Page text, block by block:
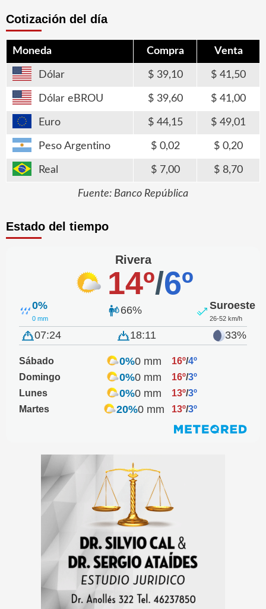
Cotización del día
Moneda Compra Venta
Dólar 39,10 41,50
Dólar eBROU 39,60 41,00
Euro 44,15 49,01
Peso Argentino 0,02 0,20
Real 7,00 8,70
Fuente: Banco República
Estado del tiempo
Rivera
14º/6º
0%
0 mm
66% Suroeste
26-52 km/h
07:24 18:11 33%
Sábado 0%0 mm 16º/4º
Domingo
0%0 mm 16º/3º
Lunes
0%0 mm 13º/3º
Martes
20%0 mm 13º/3º